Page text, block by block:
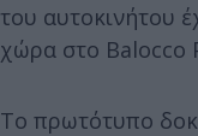
του αυτοκινήτου
χώρα στο Balocco
Το πρωτότυπο